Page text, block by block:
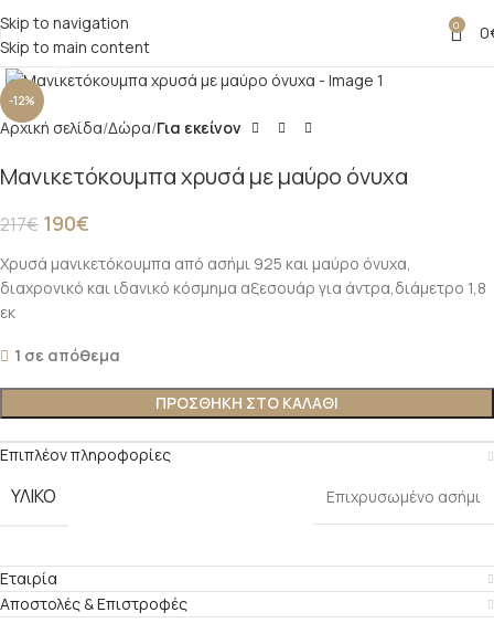
Skip to navigation
Skip to main content
0 0
-12%
Click to enlarge
Αρχική σελίδα Δώρα Για εκείνον
Μανικετόκουμπα χρυσά με μαύρο όνυχα
217€ 190€
Χρυσά μανικετόκουμπα από ασήμι 925 και μαύρο όνυχα,
διαχρονικό και ιδανικό κόσμημα αξεσουάρ για άντρα,διάμετρο 1,8
εκ
1 σε απόθεμα
ΠΡΟΣΘΗΚΗ ΣΤΟ ΚΑΛΑΘΙ
Επιπλέον πληροφορίες
ΥΛΙΚΟ Επιχρυσωμένο ασήμι
Εταιρία
Αποστολές & Επιστροφές